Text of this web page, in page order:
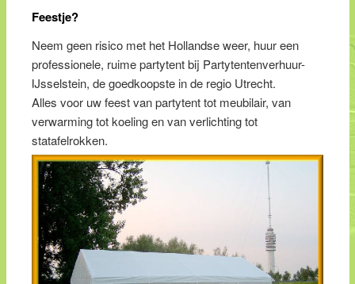
Feestje?
Neem geen risico met het Hollandse weer, huur een
professionele, ruime partytent bij Partytentenverhuur-
IJsselstein, de goedkoopste in de regio Utrecht.
Alles voor uw feest van partytent tot meubilair, van
verwarming tot koeling en van verlichting tot
statafelrokken.